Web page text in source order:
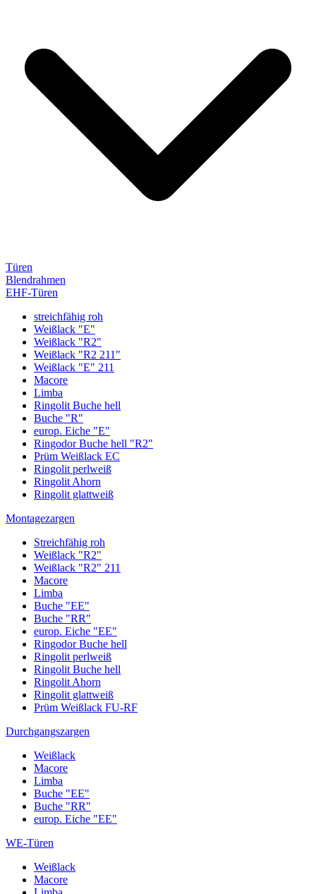
Türen
Blendrahmen
EHF-Türen
streichfähig roh
Weißlack "E"
Weißlack "R2"
Weißlack "R2 211"
Weißlack "E" 211
Macore
Limba
Ringolit Buche hell
Buche "R"
europ. Eiche "E"
Ringodor Buche hell "R2"
Prüm Weißlack EC
Ringolit perlweiß
Ringolit Ahorn
Ringolit glattweiß
Montagezargen
Streichfähig roh
Weißlack "R2"
Weißlack "R2" 211
Macore
Limba
Buche "EE"
Buche "RR"
europ. Eiche "EE"
Ringodor Buche hell
Ringolit perlweiß
Ringolit Buche hell
Ringolit Ahorn
Ringolit glattweiß
Prüm Weißlack FU-RF
Durchgangszargen
Weißlack
Macore
Limba
Buche "EE"
Buche "RR"
europ. Eiche "EE"
WE-Türen
Weißlack
Macore